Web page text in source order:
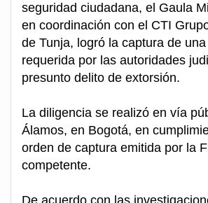
seguridad ciudadana, el Gaula
en coordinación con el CTI
de Tunja, logró la captura de
requerida por las autoridades
presunto delito de extorsión.
La diligencia se realizó en vía
Álamos, en Bogotá, en
orden de captura emitida por la
competente.
De acuerdo con las